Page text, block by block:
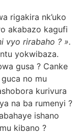
rigakira nk’uko
akabazo kagufi
vyo rirabaho ? ».
yokwibaza.
gusa ? Canke
no mu
kurivura
na ba rumenyi ?
ishano
kibano ?